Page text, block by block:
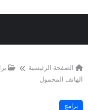
الصفحة الرئيسية
الهاتف المحمول
برامج